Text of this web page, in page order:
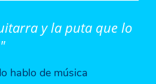
y la puta que lo
hablo de música